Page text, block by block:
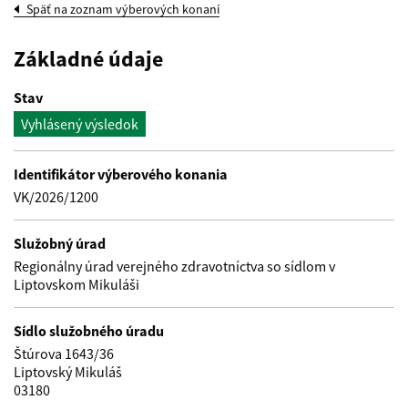
Späť na zoznam výberových konaní
Základné údaje
Stav
Vyhlásený výsledok
Identifikátor výberového konania
VK/2026/1200
Služobný úrad
Regionálny úrad verejného zdravotníctva so sídlom v
Liptovskom Mikuláši
Sídlo služobného úradu
Štúrova 1643/36
Liptovský Mikuláš
03180